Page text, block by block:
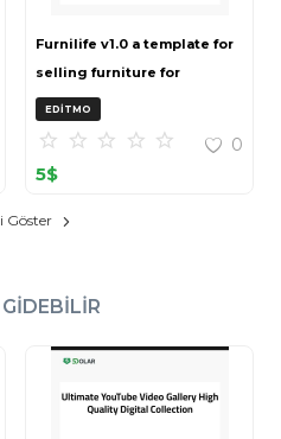
Furnilife v1.0 a template for
selling furniture for
OpenCart 3 (ZIP)
EDITMO
0
5$
Göster